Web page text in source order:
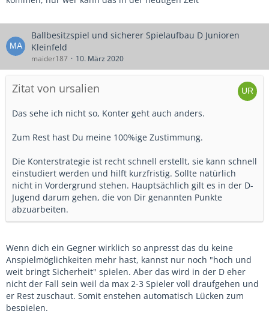
Ballbesitzspiel und sicherer Spielaufbau D Junioren
Kleinfeld
maider187 10. März 2020
Zitat von ursalien
Das sehe ich nicht so, Konter geht auch anders.
Zum Rest hast Du meine 100%ige Zustimmung.
Die Konterstrategie ist recht schnell erstellt, sie kann schnell
einstudiert werden und hilft kurzfristig. Sollte natürlich
nicht in Vordergrund stehen. Hauptsächlich gilt es in der D-
Jugend darum gehen, die von Dir genannten Punkte
abzuarbeiten.
Wenn dich ein Gegner wirklich so anpresst das du keine
Anspielmöglichkeiten mehr hast, kannst nur noch "hoch und
weit bringt Sicherheit" spielen. Aber das wird in der D eher
nicht der Fall sein weil da max 2-3 Spieler voll draufgehen und
er Rest zuschaut. Somit enstehen automatisch Lücken zum
bespielen.